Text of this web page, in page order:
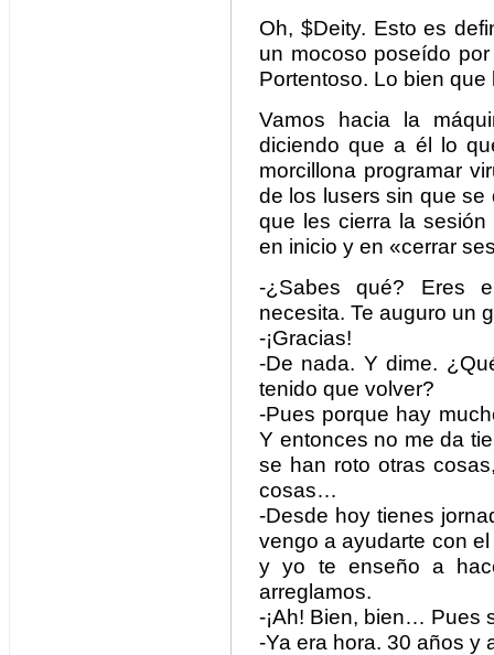
Oh, $Deity. Esto es
un mocoso poseído
Portentoso. Lo bien
Vamos hacia la
diciendo que a él lo
morcillona programar
de los lusers sin que se
que les cierra la
en inicio y en «cerrar
-¿Sabes qué? Eres
necesita. Te auguro un
-¡Gracias!
-De nada. Y dime.
tenido que volver?
-Pues porque hay
Y entonces no me da
se han roto otras
cosas…
-Desde hoy tienes
vengo a ayudarte con
y yo te enseño a
arreglamos.
-¡Ah! Bien, bien… Pues
-Ya era hora. 30 años y